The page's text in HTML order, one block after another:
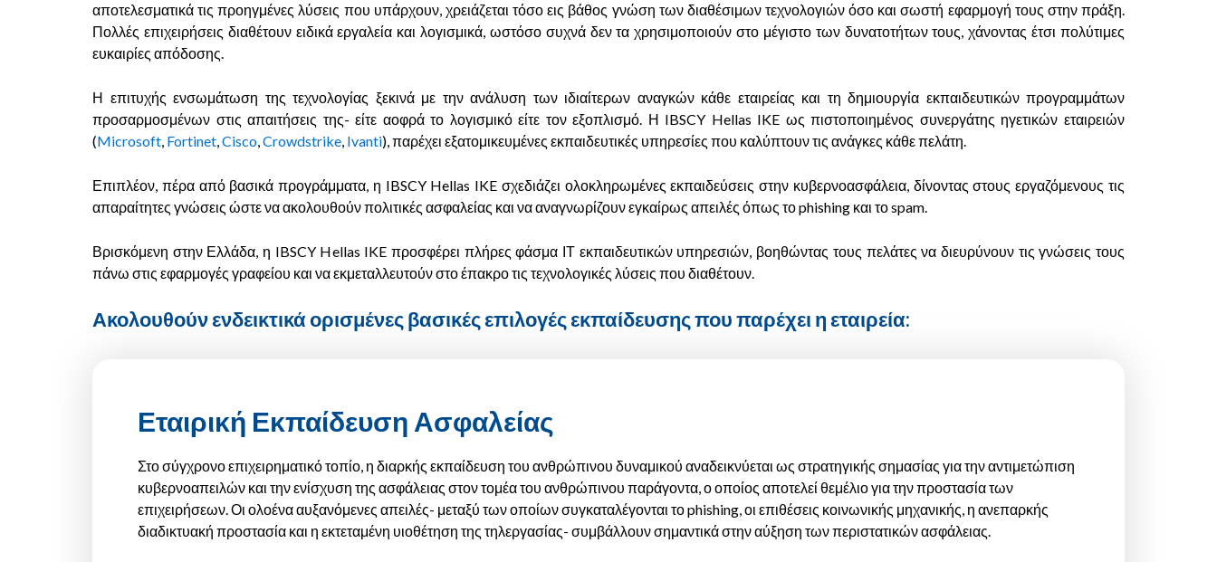
αποτελεσματικά τις προηγμένες λύσεις που υπάρχουν, χρειάζεται τόσο εις βάθος γνώση των διαθέσιμων τεχνολογιών όσο και σωστή εφαρμογή τους στην πράξη.
Πολλές επιχειρήσεις διαθέτουν ειδικά εργαλεία και λογισμικά, ωστόσο συχνά δεν τα χρησιμοποιούν στο μέγιστο των δυνατοτήτων τους, χάνοντας έτσι πολύτιμες
ευκαιρίες απόδοσης.
Η επιτυχής ενσωμάτωση της τεχνολογίας ξεκινά με την ανάλυση των ιδιαίτερων αναγκών κάθε εταιρείας και τη δημιουργία εκπαιδευτικών προγραμμάτων
προσαρμοσμένων στις απαιτήσεις της- είτε αοφρά το λογισμικό είτε τον εξοπλισμό. Η IBSCY Hellas IKE ως πιστοποιημένος συνεργάτης ηγετικών εταιρειών
(Microsoft, Fortinet,Cisco,Crowdstrike, Ivanti), παρέχει εξατομικευμένες εκπαιδευτικές υπηρεσίες που καλύπτουν τις ανάγκες κάθε πελάτη.
Επιπλέον, πέρα από βασικά προγράμματα, η IBSCY Hellas IKE σχεδιάζει ολοκληρωμένες εκπαιδεύσεις στην κυβερνοασφάλεια, δίνοντας στους εργαζόμενους τις
απαραίτητες γνώσεις ώστε να ακολουθούν πολιτικές ασφαλείας και να αναγνωρίζουν εγκαίρως απειλές όπως το phishing και το spam.
Βρισκόμενη στην Ελλάδα, η IBSCY Hellas IKE προσφέρει πλήρες φάσμα ΙΤ εκπαιδευτικών υπηρεσιών, βοηθώντας τους πελάτες να διευρύνουν τις γνώσεις τους
πάνω στις εφαρμογές γραφείου και να εκμεταλλευτούν στο έπακρο τις τεχνολογικές λύσεις που διαθέτουν.
Ακολουθούν ενδεικτικά ορισμένες βασικές επιλογές εκπαίδευσης που παρέχει η εταιρεία:
Εταιρική Εκπαίδευση Ασφαλείας
Στο σύγχρονο επιχειρηματικό τοπίο, η διαρκής εκπαίδευση του ανθρώπινου δυναμικού αναδεικνύεται ως στρατηγικής σημασίας για την αντιμετώπιση
κυβερνοαπειλών και την ενίσχυση της ασφάλειας στον τομέα του ανθρώπινου παράγοντα, ο οποίος αποτελεί θεμέλιο για την προστασία των
επιχειρήσεων. Οι ολοένα αυξανόμενες απειλές- μεταξύ των οποίων συγκαταλέγονται το phishing, οι επιθέσεις κοινωνικής μηχανικής, η ανεπαρκής
διαδικτυακή προστασία και η εκτεταμένη υιοθέτηση της τηλεργασίας- συμβάλλουν σημαντικά στην αύξηση των περιστατικών ασφάλειας.